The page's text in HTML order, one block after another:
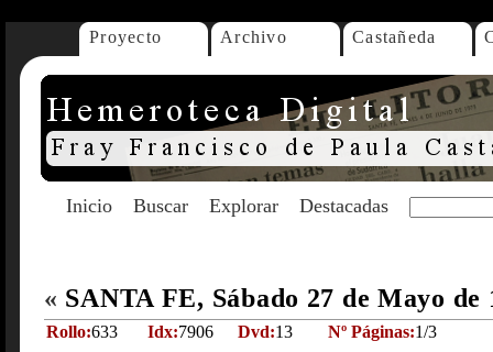
Proyecto Archivo Castañeda
Inicio Buscar Explorar Destacadas
« SANTA FE, Sábado 27 de Mayo de
Rollo:633 Idx:7906 Dvd:13 Nº Páginas:1/3